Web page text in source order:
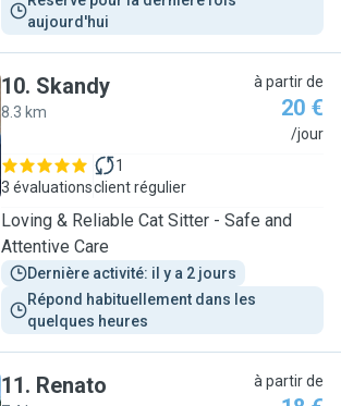
aujourd'hui
10. Skandy
8.3 km
à partir de
20 €
/jour
3 évaluations
1
client régulier
Loving & Reliable Cat Sitter - Safe and
Attentive Care
Dernière activité: il y a 2 jours
Répond habituellement dans les
quelques heures
11. Renato à partir de